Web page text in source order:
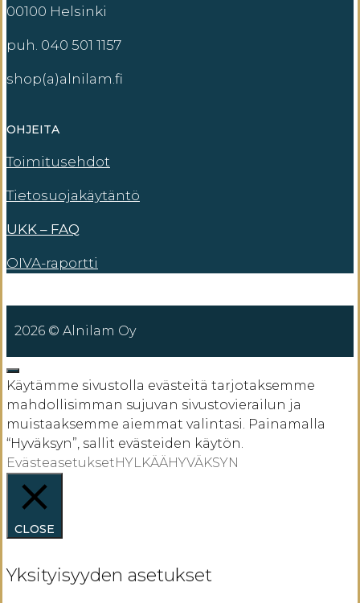
00100 Helsinki
puh. 040 501 1157
shop(a)alnilam.fi
OHJEITA
Toimitusehdot
Tietosuojakäytäntö
UKK – FAQ
OIVA-raportti
2026 © Alnilam Oy
SULJE
Käytämme sivustolla evästeitä tarjotaksemme
mahdollisimman sujuvan sivustovierailun ja
muistaaksemme aiemmat valintasi. Painamalla
“Hyväksyn”, sallit evästeiden käytön.
EvästeasetuksetHYLKÄÄHYVÄKSYN
CLOSE
Yksityisyyden asetukset